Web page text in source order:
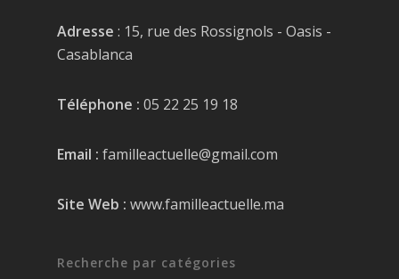
Adresse : 15, rue des Rossignols - Oasis -
Casablanca
Téléphone : 05 22 25 19 18
Email : familleactuelle@gmail.com
Site Web : www.familleactuelle.ma
Recherche par catégories